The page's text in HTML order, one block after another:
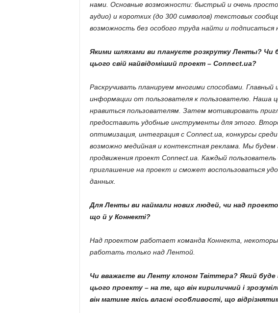
нами. Основные возможности: быстрый и очень
аудио) и коротких (до 300 символов) текстовых
возможность без особого труда найти и подписаться
Якими шляхами ви плануєте розкрутку Ленты? Чи
цього свій найвідоміший проект – Connect.ua?
Раскручивать планируем многими способами.
информации от пользователя к пользователю. Наша
нравиться пользователям. Затем мотивировать
предоставить удобные инструменты для этого.
оптимизация, интеграция с Connect.ua, конкурсы
возможно медийная и контекстная реклама. Мы будем
продвижения проект Connect.ua. Каждый
приглашение на проект и сможет воспользоваться
данных.
Для Ленты ви наймали нових людей, чи над
що й у Коннекті?
Над проектом работает команда Коннекта,
работать только над Лентой.
Чи вважаєте ви Ленту клоном Твіттера? Який буде
цього проекту – на те, що він кириличний і
він матиме якісь власні особливості, що